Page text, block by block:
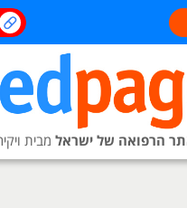
הרפואה של ישראל מבית